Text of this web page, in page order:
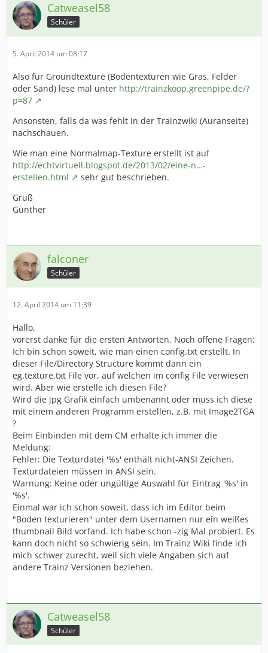
Catweasel58
Schüler
5. April 2014 um 08:17
Also für Groundtexture (Bodentexturen wie Gras, Felder
oder Sand) lese mal unter http://trainzkoop.greenpipe.de/?
p=87
Ansonsten, falls da was fehlt in der Trainzwiki (Auranseite)
nachschauen.
Wie man eine Normalmap-Texture erstellt ist auf
http://echtvirtuell.blogspot.de/2013/02/eine-n…-
erstellen.html
sehr gut beschrieben.
Gruß
Günther
falconer
Schüler
12. April 2014 um 11:39
Hallo,
vorerst danke für die ersten Antworten. Noch offene Fragen:
Ich bin schon soweit, wie man einen config.txt erstellt. In
dieser File/Directory Structure kommt dann ein
eg.texture.txt File vor, auf welchen im config File verwiesen
wird. Aber wie erstelle ich diesen File?
Wird die jpg Grafik einfach umbenannt oder muss ich diese
mit einem anderen Programm erstellen, z.B. mit Image2TGA
?
Beim Einbinden mit dem CM erhalte ich immer die
Meldung:
Fehler: Die Texturdatei '%s' enthält nicht-ANSI Zeichen.
Texturdateien müssen in ANSI sein.
Warnung: Keine oder ungültige Auswahl für Eintrag '%s' in
'%s'.
Einmal war ich schon soweit, dass ich im Editor beim
"Boden texturieren" unter dem Usernamen nur ein weißes
thumbnail Bild vorfand. Ich habe schon -zig Mal probiert. Es
kann doch nicht so schwierig sein. Im Trainz Wiki finde ich
mich schwer zurecht, weil sich viele Angaben sich auf
andere Trainz Versionen beziehen.
Catweasel58
Schüler